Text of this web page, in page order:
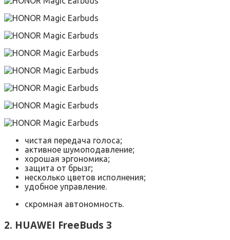
чистая передача голоса;
активное шумоподавление;
хорошая эргономика;
защита от брызг;
несколько цветов исполнения;
удобное управление.
скромная автономность.
2. HUAWEI FreeBuds 3